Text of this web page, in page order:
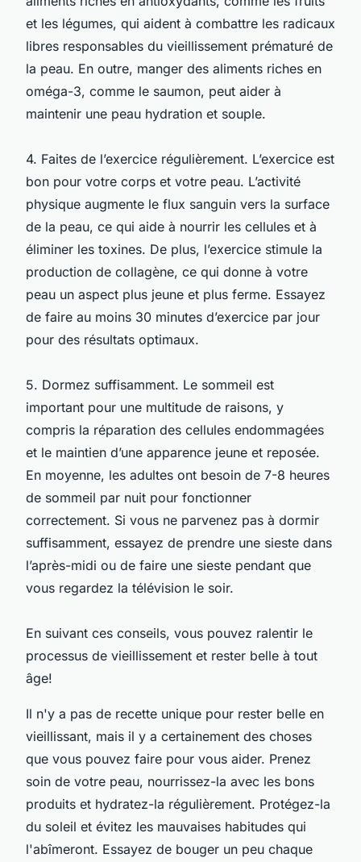
et les légumes, qui aident à combattre les radicaux
libres responsables du vieillissement prématuré de
la peau. En outre, manger des aliments riches en
oméga-3, comme le saumon, peut aider à
maintenir une peau hydration et souple.
4. Faites de l’exercice régulièrement. L’exercice est
bon pour votre corps et votre peau. L’activité
physique augmente le flux sanguin vers la surface
de la peau, ce qui aide à nourrir les cellules et à
éliminer les toxines. De plus, l’exercice stimule la
production de collagène, ce qui donne à votre
peau un aspect plus jeune et plus ferme. Essayez
de faire au moins 30 minutes d’exercice par jour
pour des résultats optimaux.
5. Dormez suffisamment. Le sommeil est
important pour une multitude de raisons, y
compris la réparation des cellules endommagées
et le maintien d’une apparence jeune et reposée.
En moyenne, les adultes ont besoin de 7-8 heures
de sommeil par nuit pour fonctionner
correctement. Si vous ne parvenez pas à dormir
suffisamment, essayez de prendre une sieste dans
l’après-midi ou de faire une sieste pendant que
vous regardez la télévision le soir.
En suivant ces conseils, vous pouvez ralentir le
processus de vieillissement et rester belle à tout
âge!
Il n'y a pas de recette unique pour rester belle en
vieillissant, mais il y a certainement des choses
que vous pouvez faire pour vous aider. Prenez
soin de votre peau, nourrissez-la avec les bons
produits et hydratez-la régulièrement. Protégez-la
du soleil et évitez les mauvaises habitudes qui
l'abîmeront. Essayez de bouger un peu chaque